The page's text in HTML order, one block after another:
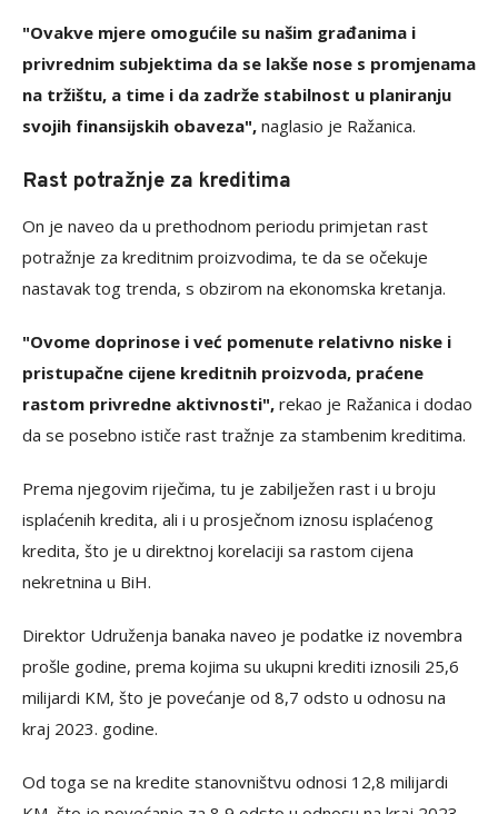
"Ovakve mjere omogućile su našim građanima i
privrednim subjektima da se lakše nose s promjenama
na tržištu, a time i da zadrže stabilnost u planiranju
svojih finansijskih obaveza", naglasio je Ražanica.
Rast potražnje za kreditima
On je naveo da u prethodnom periodu primjetan rast
potražnje za kreditnim proizvodima, te da se očekuje
nastavak tog trenda, s obzirom na ekonomska kretanja.
"Ovome doprinose i već pomenute relativno niske i
pristupačne cijene kreditnih proizvoda, praćene
rastom privredne aktivnosti", rekao je Ražanica i dodao
da se posebno ističe rast tražnje za stambenim kreditima.
Prema njegovim riječima, tu je zabilježen rast i u broju
isplaćenih kredita, ali i u prosječnom iznosu isplaćenog
kredita, što je u direktnoj korelaciji sa rastom cijena
nekretnina u BiH.
Direktor Udruženja banaka naveo je podatke iz novembra
prošle godine, prema kojima su ukupni krediti iznosili 25,6
milijardi KM, što je povećanje od 8,7 odsto u odnosu na
kraj 2023. godine.
Od toga se na kredite stanovništvu odnosi 12,8 milijardi